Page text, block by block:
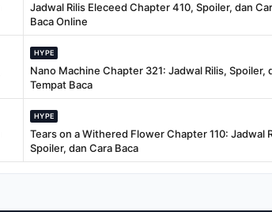
Jadwal Rilis Eleceed Chapter 410, Spoiler, dan
Baca Online
HYPE
Nano Machine Chapter 321: Jadwal Rilis, Spoiler,
Tempat Baca
HYPE
Tears on a Withered Flower Chapter 110: Jadwal
Spoiler, dan Cara Baca